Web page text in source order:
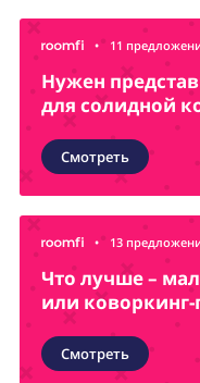
• 11
Нужен
для солидной
Смотреть
• 13
Что лучше –
или коворкинг-
Смотреть